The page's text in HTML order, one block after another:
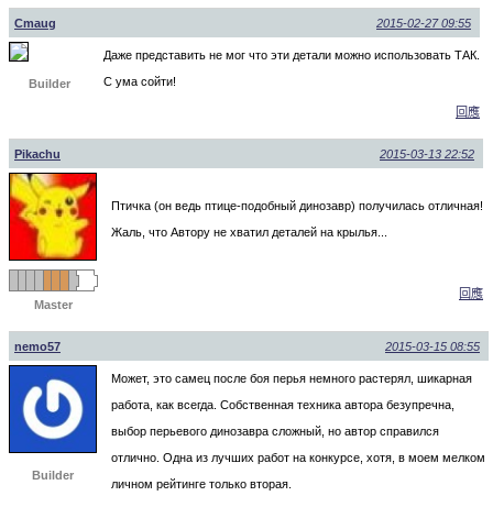
Cmaug 2015-02-27 09:55
Builder
Даже представить не мог что эти детали можно использовать ТАК.
С ума сойти!
回應
Pikachu 2015-03-13 22:52
Master
Птичка (он ведь птице-подобный динозавр) получилась отличная!
Жаль, что Автору не хватил деталей на крылья...
回應
nemo57 2015-03-15 08:55
Builder
Может, это самец после боя перья немного растерял, шикарная
работа, как всегда. Собственная техника автора безупречна,
выбор перьевого динозавра сложный, но автор справился
отлично. Одна из лучших работ на конкурсе, хотя, в моем мелком
личном рейтинге только вторая.